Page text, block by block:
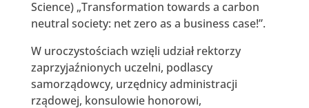
Science) „Transformation towards a carbon
neutral society: net zero as a business case!”.
W uroczystościach wzięli udział rektorzy
zaprzyjaźnionych uczelni, podlascy
samorządowcy, urzędnicy administracji
rządowej, konsulowie honorowi,